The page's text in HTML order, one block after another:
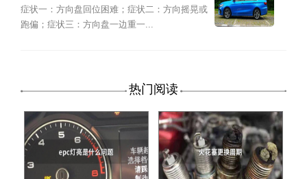
症状一：方向盘回位困难；症状二：方向摇晃或
跑偏；症状三：方向盘一边重一...
热门阅读